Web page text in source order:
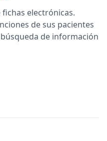
electrónicas.
de sus pacientes
de información